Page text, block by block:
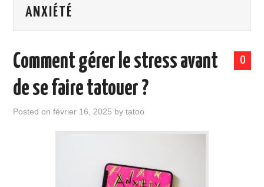
BLOG
ART ET CULTURE
SOINS DES TATOUAGES
ANXIÉTÉ
0
Comment gérer le stress avant
de se faire tatouer ?
Posted onfévrier 16, 2025 bytatoo